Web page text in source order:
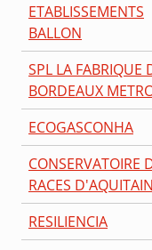
ETABLISSEMENTS
BALLON
SPL LA FABRIQUE
BORDEAUX
ECOGASCONHA
CONSERVATOIRE
RACES
RESILIENCIA